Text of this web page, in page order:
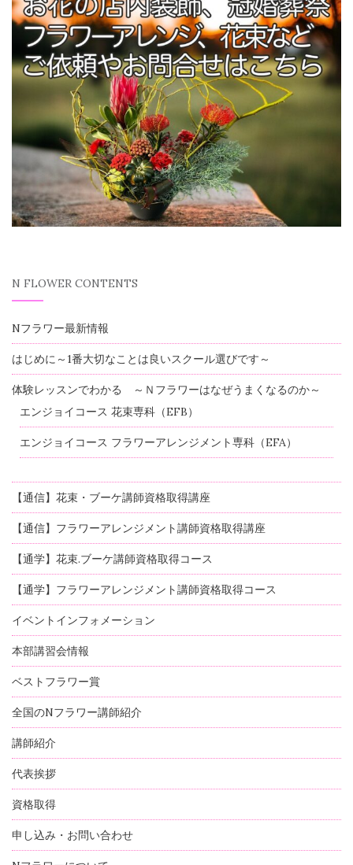
N FLOWER CONTENTS
Nフラワー最新情報
はじめに～1番大切なことは良いスクール選びです～
体験レッスンでわかる ～Ｎフラワーはなぜうまくなるのか～
エンジョイコース 花束専科（EFB）
エンジョイコース フラワーアレンジメント専科（EFA）
【通信】花束・ブーケ講師資格取得講座
【通信】フラワーアレンジメント講師資格取得講座
【通学】花束.ブーケ講師資格取得コース
【通学】フラワーアレンジメント講師資格取得コース
イベントインフォメーション
本部講習会情報
ベストフラワー賞
全国のNフラワー講師紹介
講師紹介
代表挨拶
資格取得
申し込み・お問い合わせ